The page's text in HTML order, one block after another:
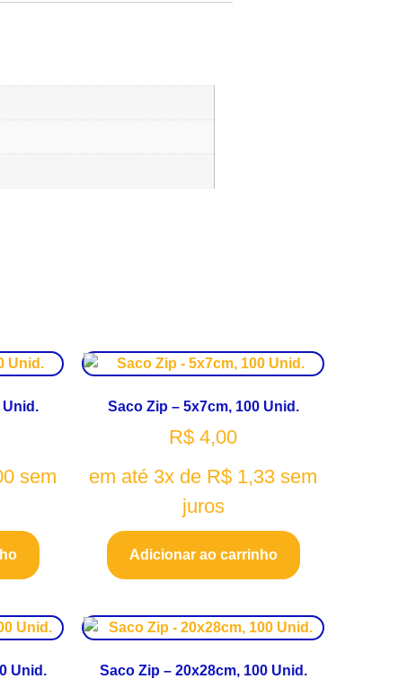
Unid.
sem
Saco Zip – 5x7cm, 100 Unid.
R$ 4,00
em até 3x de R$ 1,33 sem
juros
Adicionar ao carrinho
Unid. Saco Zip – 20x28cm, 100 Unid.